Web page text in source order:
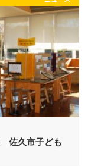
佐久市子ども